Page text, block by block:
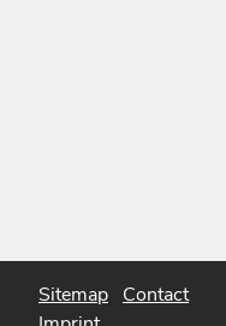
Sitemap Contact